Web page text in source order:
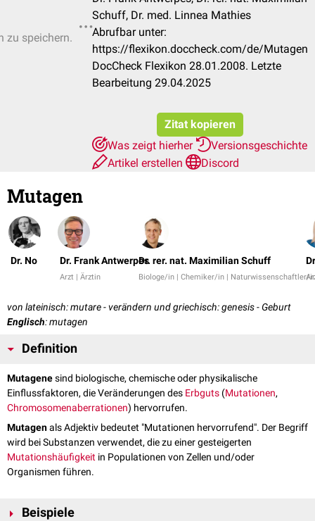
zu speichern.
Schuff, Dr. med. Linnea Mathies
Abrufbar unter:
https://flexikon.doccheck.com/de/Mutagen
DocCheck Flexikon 28.01.2008. Letzte
Bearbeitung 29.04.2025
Zitat kopieren
Was zeigt hierher
Versionsgeschichte
Artikel erstellen
Discord
Mutagen
Dr. No Dr. Frank Antwerpes
Arzt | Ärztin
Dr. rer. nat. Maximilian Schuff
Biologe/in | Chemiker/in | Naturwissenschaftler/
von lateinisch: mutare - verändern und griechisch: genesis - Geburt
Englisch: mutagen
Definition
Mutagenesind biologische, chemische oder physikalische
Einflussfaktoren, die Veränderungen des Erbguts (Mutationen,
Chromosomenaberrationen) hervorrufen.
Mutagenals Adjektiv bedeutet "Mutationen hervorrufend". Der Begriff
wird bei Substanzen verwendet, die zu einer gesteigerten
Mutationshäufigkeit in Populationen von Zellen und/oder
Organismen führen.
Beispiele